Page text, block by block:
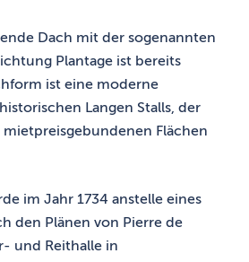
Dach mit der sogenannten
Plantage ist bereits
ist eine moderne
Langen Stalls, der
Flächen
im Jahr 1734 anstelle eines
den Plänen von Pierre de
und Reithalle in